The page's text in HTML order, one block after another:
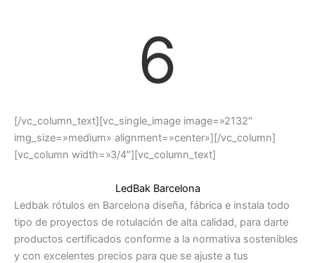
6
[/vc_column_text][vc_single_image image=»2132″
img_size=»medium» alignment=»center»][/vc_column]
[vc_column width=»3/4″][vc_column_text]
LedBak Barcelona
Ledbak rótulos en Barcelona diseña, fábrica e instala todo
tipo de proyectos de rotulación de alta calidad, para darte
productos certificados conforme a la normativa sostenibles
y con excelentes precios para que se ajuste a tus